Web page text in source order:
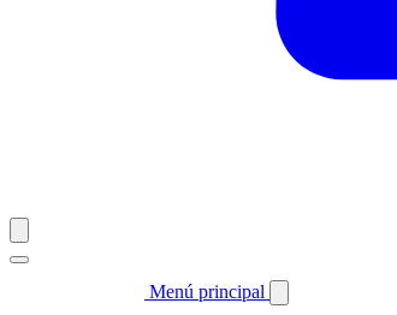
Menú principal